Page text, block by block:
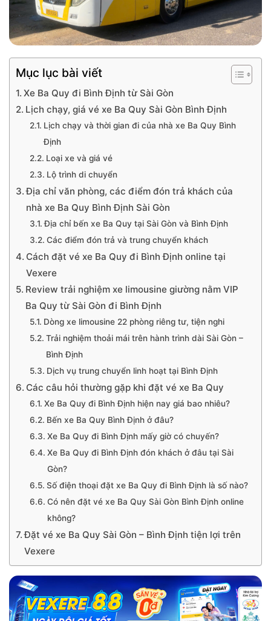
Mục lục bài viết
Xe Ba Quy đi Bình Định từ Sài Gòn
Lịch chạy, giá vé xe Ba Quy Sài Gòn Bình Định
Lịch chạy và thời gian đi của nhà xe Ba Quy Bình
Định
Loại xe và giá vé
Lộ trình di chuyển
Địa chỉ văn phòng, các điểm đón trả khách của
nhà xe Ba Quy Bình Định Sài Gòn
Địa chỉ bến xe Ba Quy tại Sài Gòn và Bình Định
Các điểm đón trả và trung chuyển khách
Cách đặt vé xe Ba Quy đi Bình Định online tại
Vexere
Review trải nghiệm xe limousine giường nằm VIP
Ba Quy từ Sài Gòn đi Bình Định
Dòng xe limousine 22 phòng riêng tư, tiện nghi
Trải nghiệm thoải mái trên hành trình dài Sài Gòn –
Bình Định
Dịch vụ trung chuyển linh hoạt tại Bình Định
Các câu hỏi thường gặp khi đặt vé xe Ba Quy
Xe Ba Quy đi Bình Định hiện nay giá bao nhiêu?
Bến xe Ba Quy Bình Định ở đâu?
Xe Ba Quy đi Bình Định mấy giờ có chuyến?
Xe Ba Quy đi Bình Định đón khách ở đâu tại Sài
Gòn?
Số điện thoại đặt xe Ba Quy đi Bình Định là số nào?
Có nên đặt vé xe Ba Quy Sài Gòn Bình Định online
không?
Đặt vé xe Ba Quy Sài Gòn – Bình Định tiện lợi trên
Vexere